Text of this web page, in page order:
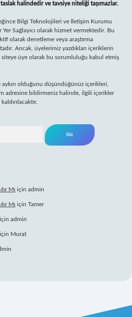
halindedir ve tavsiye niteliği taşımazlar.
Bilgi Teknolojileri ve İletişim Kurumu
Sağlayıcı olarak hizmet vermektedir. Bu
olarak denetleme veya araştırma
Ancak, üyelerimiz yazdıkları içeriklerin
üye olarak bu sorumluluğu kabul etmiş
olduğunu düşündüğünüz içerikleri,
adresine bildirmeniz halinde, ilgili içerikler
Mı için admin
Mı için Tamer
admin
Murat